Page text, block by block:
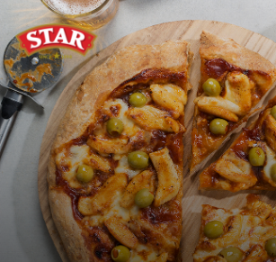
Skip to content